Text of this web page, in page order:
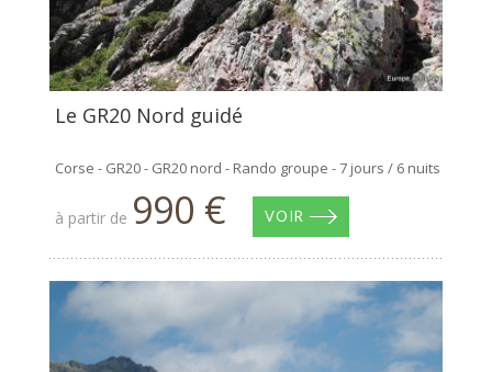
Le GR20 Nord guidé
Corse - GR20 - GR20 nord - Rando groupe - 7 jours / 6 nuits
à partir de 990 € VOIR